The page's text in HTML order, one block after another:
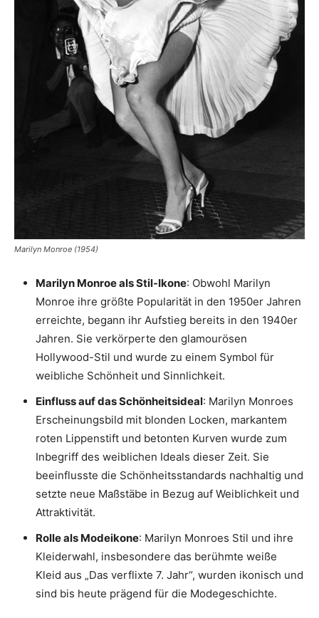
Marilyn Monroe (1954)
Marilyn Monroe als Stil-Ikone: Obwohl Marilyn
Monroe ihre größte Popularität in den 1950er Jahren
erreichte, begann ihr Aufstieg bereits in den 1940er
Jahren. Sie verkörperte den glamourösen
Hollywood-Stil und wurde zu einem Symbol für
weibliche Schönheit und Sinnlichkeit.
Einfluss auf das Schönheitsideal: Marilyn Monroes
Erscheinungsbild mit blonden Locken, markantem
roten Lippenstift und betonten Kurven wurde zum
Inbegriff des weiblichen Ideals dieser Zeit. Sie
beeinflusste die Schönheitsstandards nachhaltig und
setzte neue Maßstäbe in Bezug auf Weiblichkeit und
Attraktivität.
Rolle als Modeikone: Marilyn Monroes Stil und ihre
Kleiderwahl, insbesondere das berühmte weiße
Kleid aus „Das verflixte 7. Jahr“, wurden ikonisch und
sind bis heute prägend für die Modegeschichte.